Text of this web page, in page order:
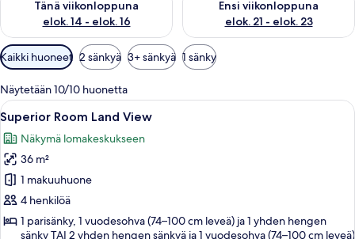
Tänä viikonloppuna
elok. 14 - elok. 16
Ensi viikonloppuna
elok. 21 - elok. 23
Huoneille
saatavilla
olevia
suodattimia
Kaikki huoneet 2 sänkyä 3+ sänkyä 1 sänky
Näytetään 10/10 huonetta
Avaa
kaikki
huonetyypin
Superior
Room
Land
View
kuvat
Moderni hotellihuone, jossa on
6
Superior Room Land View
Näkymä lomakeskukseen
36 m²
1 makuuhuone
4 henkilöä
1 parisänky, 1 vuodesohva (74–100 cm leveä) ja 1 yhden hengen
sänky TAI 2 yhden hengen sänkyä ja 1 vuodesohva (74–100 cm leveä)